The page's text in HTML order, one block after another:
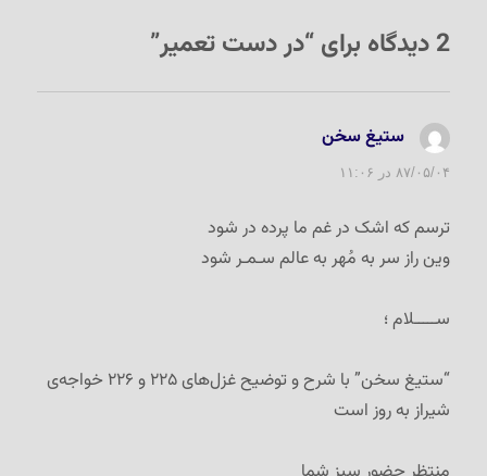
2 دیدگاه برای “در دست تعمیر”
ستیغ سخن
۸۷/۰۵/۰۴ در ۱۱:۰۶
ترسم که اشک در غم ما پرده در شود
وین راز سر به مُهر به عالم سـمـر شود
ســـــلام ؛
“ستیغ سخن” با شرح و توضیح غزل‌های ۲۲۵ و ۲۲۶ خواجه‌ی
شیراز به روز است